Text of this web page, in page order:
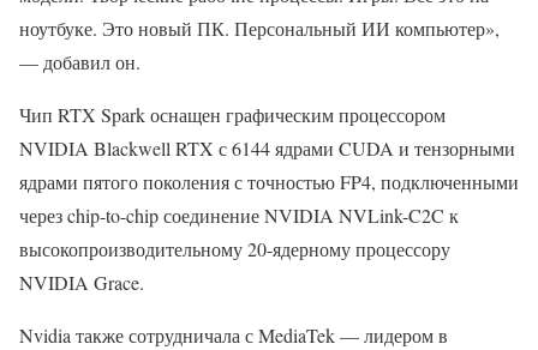
ноутбуке. Это новый ПК. Персональный ИИ компьютер»,
— добавил он.
Чип RTX Spark оснащен графическим процессором
NVIDIA Blackwell RTX с 6144 ядрами CUDA и тензорными
ядрами пятого поколения с точностью FP4, подключенными
через chip-to-chip соединение NVIDIA NVLink-C2C к
высокопроизводительному 20-ядерному процессору
NVIDIA Grace.
Nvidia также сотрудничала с MediaTek — лидером в